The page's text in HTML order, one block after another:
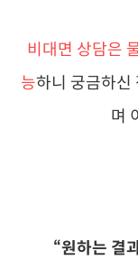
비대면 상담은
능하니 궁금하신
며
“원하는 결